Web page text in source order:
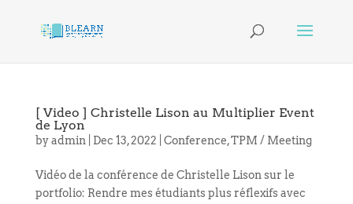
[ Video ] Christelle Lison au Multiplier Event
de Lyon
byadmin Dec 13, 2022 Conference,TPM / Meeting
Vidéo de la conférence de Christelle Lison sur le
portfolio: Rendre mes étudiants plus réflexifs avec